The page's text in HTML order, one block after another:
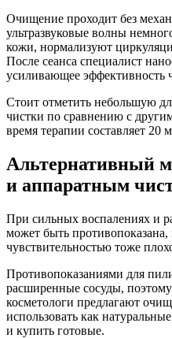
Очищение проходит без
ультразвуковые волны
кожи, нормализуют
После сеанса специалист
усиливающее эффективность
Стоит отметить небольшую
чистки по сравнению с
время терапии составляет 20
Альтернативный
и аппаратным
При сильных воспалениях и
может быть
чувствительностью тоже
Противопоказаниями для
расширенные сосуды, поэтому
косметологи предлагают
использовать как
и купить готовые.